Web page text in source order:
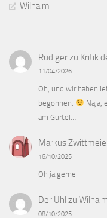
Wilhaim
Rüdigerzu Kritik
11/04/2026
Oh, und wir haben
begonnen.
Naja,
am Gürtel…
Markus
16/10/2025
Oh ja gerne!
Der Uhl zu
08/10/2025